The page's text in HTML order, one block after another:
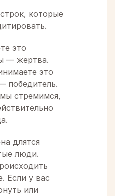
которые
это
— жертва.
это
победитель.
стремимся,
длятся
люди.
Если у вас
или